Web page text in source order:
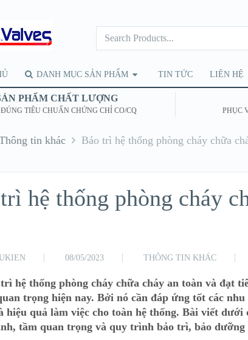
DANH MỤC SẢN PHẨM TIN TỨC LIÊN HỆ
PHẨM CHẤT LƯỢNG
TIÊU CHUẨN CHỨNG CHỈ CO/CQ PHỤC
tin khác Bảo trì hệ thống phòng cháy chữa
hệ thống phòng cháy
08/05/2023 THÔNG TIN KHÁC
hệ thống phòng cháy chữa cháy an toàn và đạt
trọng hiện nay. Bởi nó cần đáp ứng tốt các
hiệu quả làm việc cho toàn hệ thống. Bài viết dưới
tầm quan trọng và quy trình bảo trì, bảo dưỡng